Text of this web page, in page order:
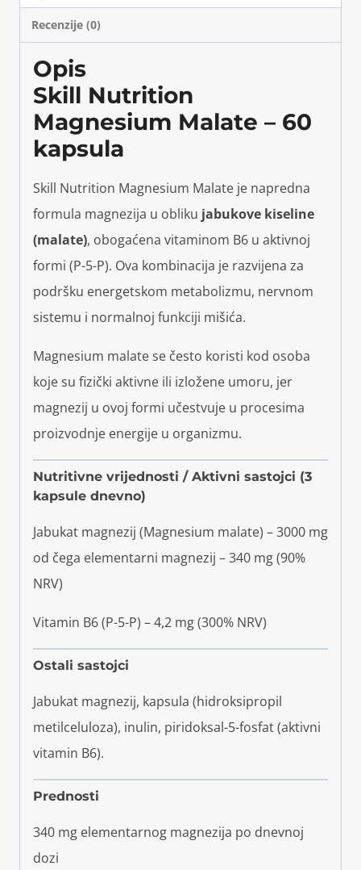
Recenzije (0)
Opis
Skill Nutrition
Magnesium Malate – 60
kapsula
Skill Nutrition Magnesium Malate je napredna
formula magnezija u obliku jabukove kiseline
(malate), obogaćena vitaminom B6 u aktivnoj
formi (P-5-P). Ova kombinacija je razvijena za
podršku energetskom metabolizmu, nervnom
sistemu i normalnoj funkciji mišića.
Magnesium malate se često koristi kod osoba
koje su fizički aktivne ili izložene umoru, jer
magnezij u ovoj formi učestvuje u procesima
proizvodnje energije u organizmu.
Nutritivne vrijednosti / Aktivni sastojci (3
kapsule dnevno)
Jabukat magnezij (Magnesium malate) – 3000 mg
od čega elementarni magnezij – 340 mg (90%
NRV)
Vitamin B6 (P-5-P) – 4,2 mg (300% NRV)
Ostali sastojci
Jabukat magnezij, kapsula (hidroksipropil
metilceluloza), inulin, piridoksal-5-fosfat (aktivni
vitamin B6).
Prednosti
340 mg elementarnog magnezija po dnevnoj
dozi